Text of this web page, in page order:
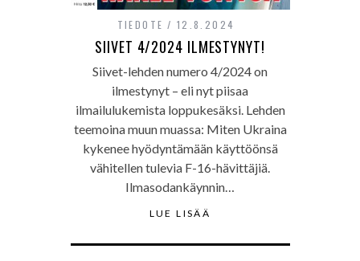
TIEDOTE 12.8.2024
SIIVET 4/2024 ILMESTYNYT!
Siivet-lehden numero 4/2024 on
ilmestynyt – eli nyt piisaa
ilmailulukemista loppukesäksi. Lehden
teemoina muun muassa: Miten Ukraina
kykenee hyödyntämään käyttöönsä
vähitellen tulevia F-16-hävittäjiä.
Ilmasodankäynnin…
LUE LISÄÄ